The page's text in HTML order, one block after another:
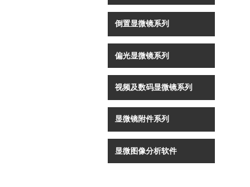
倒置显微镜系列
偏光显微镜系列
视频及数码显微镜系列
显微镜附件系列
显微图像分析软件